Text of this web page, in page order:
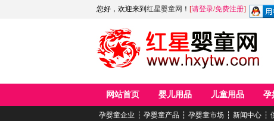
您好，欢迎来到 红星婴童网 ！ [请登录/免费注册]
网站首页 婴儿用品 儿童用品 孕
孕婴童企业 ┆ 孕婴童产品 ┆ 孕婴童市场 ┆ 新闻中心 ┆